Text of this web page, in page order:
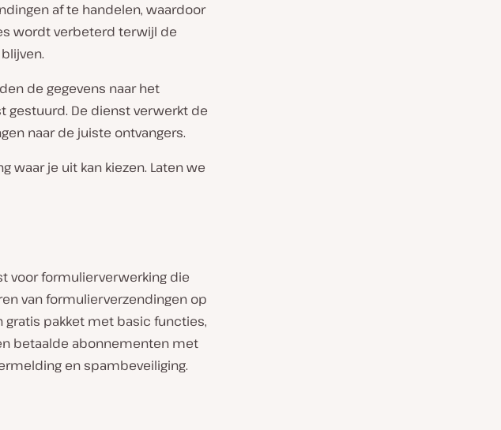
af te handelen, waardoor
wordt verbeterd terwijl de
de gegevens naar het
De dienst verwerkt de
naar de juiste ontvangers.
waar je uit kan kiezen. Laten we
voor formulierverwerking die
van formulierverzendingen op
pakket met basic functies,
betaalde abonnementen met
en spambeveiliging.